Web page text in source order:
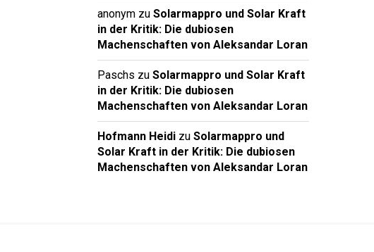
anonym zu Solarmappro und Solar Kraft
in der Kritik: Die dubiosen
Machenschaften von Aleksandar Loran
Paschs zu Solarmappro und Solar Kraft
in der Kritik: Die dubiosen
Machenschaften von Aleksandar Loran
Hofmann Heidi zu Solarmappro und
Solar Kraft in der Kritik: Die dubiosen
Machenschaften von Aleksandar Loran